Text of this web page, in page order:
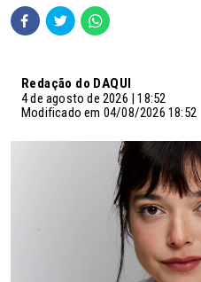
Redação do DAQUI
4 de agosto de 2026 | 18:52
Modificado em 04/08/2026 18:52